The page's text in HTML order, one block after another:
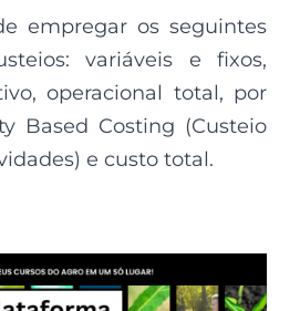
empregar os seguintes
variáveis e fixos,
operacional total, por
Based Costing (Custeio
e custo total.